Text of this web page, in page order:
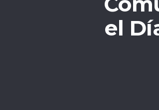
el